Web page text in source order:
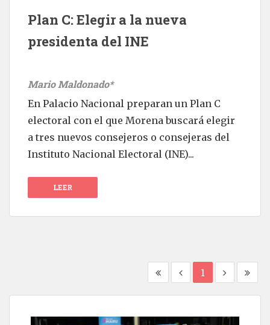
Plan C: Elegir a la nueva
presidenta del INE
Mario Maldonado*
En Palacio Nacional preparan un Plan C
electoral con el que Morena buscará elegir
a tres nuevos consejeros o consejeras del
Instituto Nacional Electoral (INE)...
LEER
1